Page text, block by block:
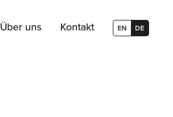
Über uns Kontakt EN DE